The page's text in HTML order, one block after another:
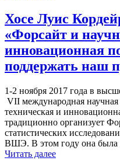
Хосе Луис
«Форсайт и
инновационная
поддержать наш
1-2 ноября 2017 года в
VII международная
техническая и
традиционно организует
статистических
ВШЭ. В этом году она была
Читать далее